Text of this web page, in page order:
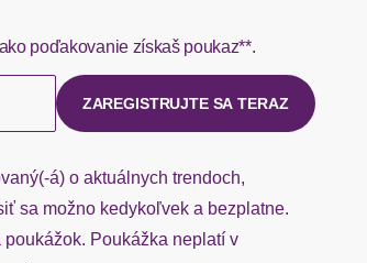
kuriérom Hermes do 1-3 pracovných dní.
požiadať o nový u našej zákazníckej služby.
poďakovanie získaš poukaz**.
ZAREGISTRUJTE SA TERAZ
á) o aktuálnych trendoch,
sa možno kedykoľvek a bezplatne.
Poukážka neplatí v